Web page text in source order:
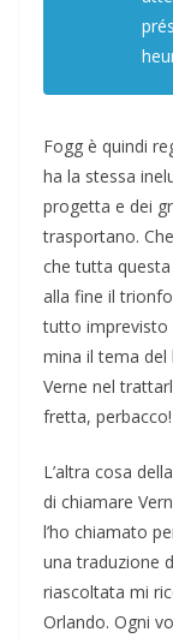
Fogg è quindi
ha la stessa
progetta e dei
trasportano.
che tutta
alla fine il
tutto imprevisto
mina il tema
Verne nel
fretta, perbacco!
L’altra cosa
di chiamare
l’ho chiamato
una traduzione
riascoltata mi
Orlando. Ogni